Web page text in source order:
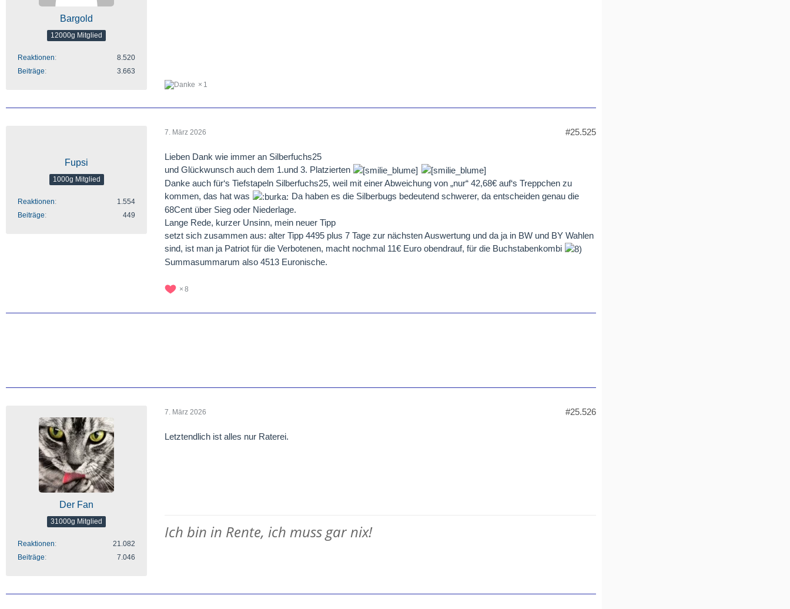
Bargold
12000g Mitglied
Reaktionen
8.520
Beiträge
3.663
1
Fupsi
1000g Mitglied
Reaktionen
1.554
Beiträge
449
7. März 2026 #25.525
Lieben Dank wie immer an Silberfuchs25
und Glückwunsch auch dem 1.und 3. Platzierten
Danke auch für‘s Tiefstapeln Silberfuchs25, weil mit einer Abweichung von „nur“ 42,68€ auf‘s Treppchen zu
kommen, das hat was
Da haben es die Silberbugs bedeutend schwerer, da entscheiden genau die
68Cent über Sieg oder Niederlage.
Lange Rede, kurzer Unsinn, mein neuer Tipp
setzt sich zusammen aus: alter Tipp 4495 plus 7 Tage zur nächsten Auswertung und da ja in BW und BY Wahlen
sind, ist man ja Patriot für die Verbotenen, macht nochmal 11€ Euro obendrauf, für die Buchstabenkombi
Summasummarum also 4513 Euronische.
8
Der Fan
31000g Mitglied
Reaktionen
21.082
Beiträge
7.046
7. März 2026 #25.526
Letztendlich ist alles nur Raterei.
Ich bin in Rente, ich muss gar nix!